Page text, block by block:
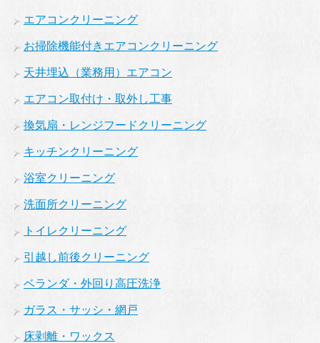
エアコンクリーニング
お掃除機能付きエアコンクリーニング
天井埋込（業務用）エアコン
エアコン取付け・取外し工事
換気扇・レンジフードクリーニング
キッチンクリーニング
浴室クリーニング
洗面所クリーニング
トイレクリーニング
引越し前後クリーニング
ベランダ・外回り高圧洗浄
ガラス・サッシ・網戸
床剥離・ワックス